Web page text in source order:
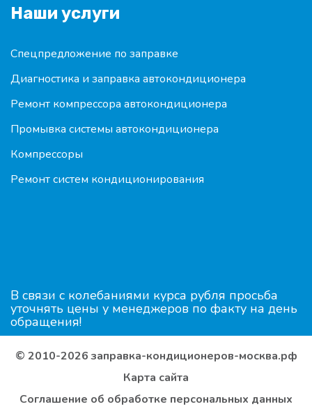
Наши услуги
Спецпредложение по заправке
Диагностика и заправка автокондиционера
Ремонт компрессора автокондиционера
Промывка системы автокондиционера
Компрессоры
Ремонт систем кондиционирования
В связи с колебаниями курса рубля просьба
уточнять цены у менеджеров по факту на день
обращения!
© 2010-2026 заправка-кондиционеров-москва.рф
Карта сайта
Соглашение об обработке персональных данных